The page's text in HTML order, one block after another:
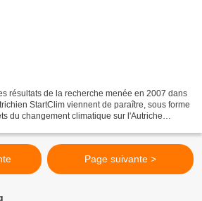
résultats de la recherche menée en 2007 dans
StartClim viennent de paraître, sous forme
du changement climatique sur l'Autriche
Page suivante >